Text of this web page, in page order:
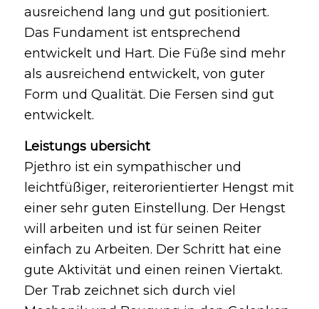
ausreichend lang und gut positioniert.
Das Fundament ist entsprechend
entwickelt und Hart. Die Füße sind mehr
als ausreichend entwickelt, von guter
Form und Qualität. Die Fersen sind gut
entwickelt.
Leistungs ubersicht
Pjethro ist ein sympathischer und
leichtfüßiger, reiterorientierter Hengst mit
einer sehr guten Einstellung. Der Hengst
will arbeiten und ist für seinen Reiter
einfach zu Arbeiten. Der Schritt hat eine
gute Aktivität und einen reinen Viertakt.
Der Trab zeichnet sich durch viel